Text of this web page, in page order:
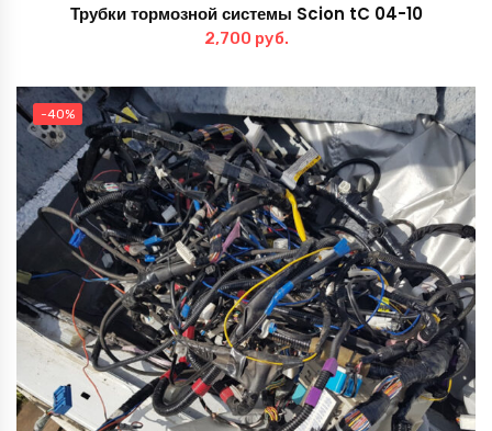
Трубки тормозной системы Scion tC 04-10
2,700 руб.
-40%